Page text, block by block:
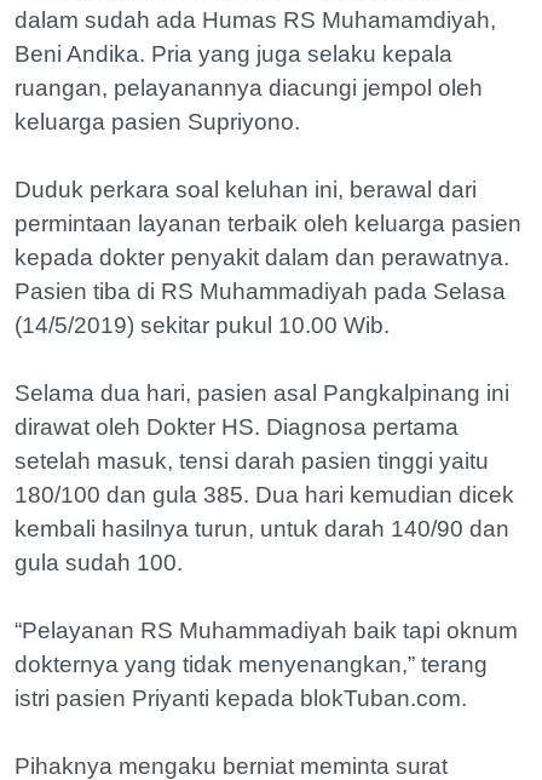
dalam sudah ada Humas RS Muhamamdiyah,
Beni Andika. Pria yang juga selaku kepala
ruangan, pelayanannya diacungi jempol oleh
keluarga pasien Supriyono.
Duduk perkara soal keluhan ini, berawal dari
permintaan layanan terbaik oleh keluarga pasien
kepada dokter penyakit dalam dan perawatnya.
Pasien tiba di RS Muhammadiyah pada Selasa
(14/5/2019) sekitar pukul 10.00 Wib.
Selama dua hari, pasien asal Pangkalpinang ini
dirawat oleh Dokter HS. Diagnosa pertama
setelah masuk, tensi darah pasien tinggi yaitu
180/100 dan gula 385. Dua hari kemudian dicek
kembali hasilnya turun, untuk darah 140/90 dan
gula sudah 100.
“Pelayanan RS Muhammadiyah baik tapi oknum
dokternya yang tidak menyenangkan,” terang
istri pasien Priyanti kepada blokTuban.com.
Pihaknya mengaku berniat meminta surat